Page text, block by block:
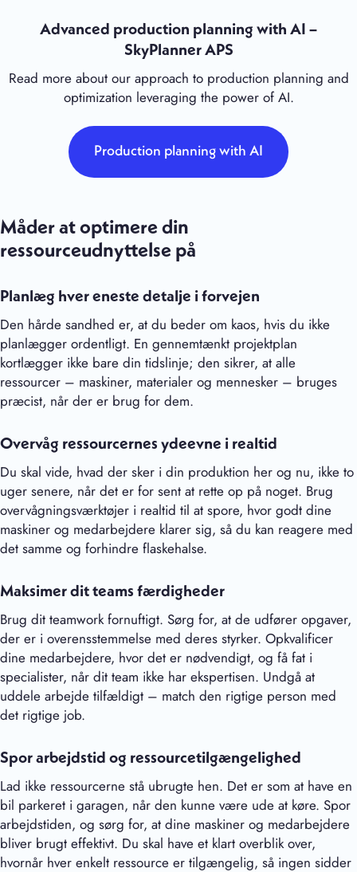
Advanced production planning with AI –
SkyPlanner APS
Read more about our approach to production planning and
optimization leveraging the power of AI.
Production planning with AI
Måder at optimere din
ressourceudnyttelse på
Planlæg hver eneste detalje i forvejen
Den hårde sandhed er, at du beder om kaos, hvis du ikke
planlægger ordentligt. En gennemtænkt projektplan
kortlægger ikke bare din tidslinje; den sikrer, at alle
ressourcer – maskiner, materialer og mennesker – bruges
præcist, når der er brug for dem.
Overvåg ressourcernes ydeevne i realtid
Du skal vide, hvad der sker i din produktion her og nu, ikke to
uger senere, når det er for sent at rette op på noget. Brug
overvågningsværktøjer i realtid til at spore, hvor godt dine
maskiner og medarbejdere klarer sig, så du kan reagere med
det samme og forhindre flaskehalse.
Maksimer dit teams færdigheder
Brug dit teamwork fornuftigt. Sørg for, at de udfører opgaver,
der er i overensstemmelse med deres styrker. Opkvalificer
dine medarbejdere, hvor det er nødvendigt, og få fat i
specialister, når dit team ikke har ekspertisen. Undgå at
uddele arbejde tilfældigt – match den rigtige person med
det rigtige job.
Spor arbejdstid og ressourcetilgængelighed
Lad ikke ressourcerne stå ubrugte hen. Det er som at have en
bil parkeret i garagen, når den kunne være ude at køre. Spor
arbejdstiden, og sørg for, at dine maskiner og medarbejdere
bliver brugt effektivt. Du skal have et klart overblik over,
hvornår hver enkelt ressource er tilgængelig, så ingen sidder